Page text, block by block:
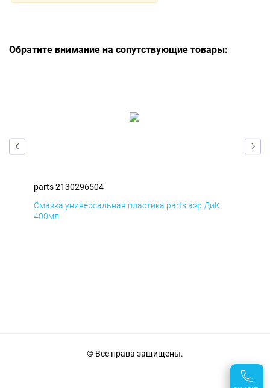
Обратите внимание на сопутствующие товары:
parts 2130296504
Смазка универсальная пластика parts аэр ДиК
400мл
© Все права защищены.